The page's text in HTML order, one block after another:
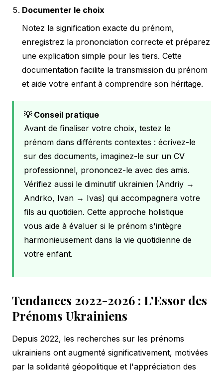
Documenter le choix
Notez la signification exacte du prénom,
enregistrez la prononciation correcte et préparez
une explication simple pour les tiers. Cette
documentation facilite la transmission du prénom
et aide votre enfant à comprendre son héritage.
💡 Conseil pratique
Avant de finaliser votre choix, testez le
prénom dans différents contextes : écrivez-le
sur des documents, imaginez-le sur un CV
professionnel, prononcez-le avec des amis.
Vérifiez aussi le diminutif ukrainien (Andriy →
Andrko, Ivan → Ivas) qui accompagnera votre
fils au quotidien. Cette approche holistique
vous aide à évaluer si le prénom s'intègre
harmonieusement dans la vie quotidienne de
votre enfant.
Tendances 2022-2026 : L'Essor des
Prénoms Ukrainiens
Depuis 2022, les recherches sur les prénoms
ukrainiens ont augmenté significativement, motivées
par la solidarité géopolitique et l'appréciation des